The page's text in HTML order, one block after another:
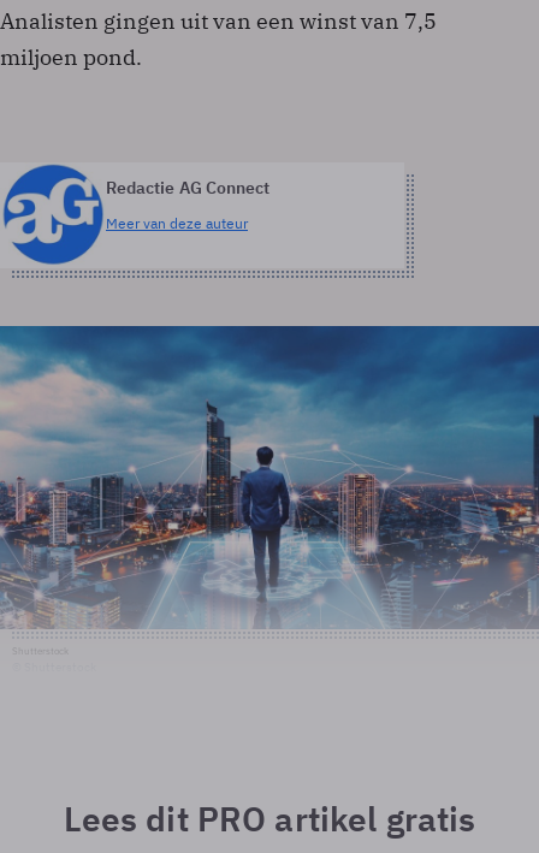
Analisten gingen uit van een winst van 7,5
miljoen pond.
Redactie AG Connect
Meer van deze auteur
Lees dit PRO artikel gratis